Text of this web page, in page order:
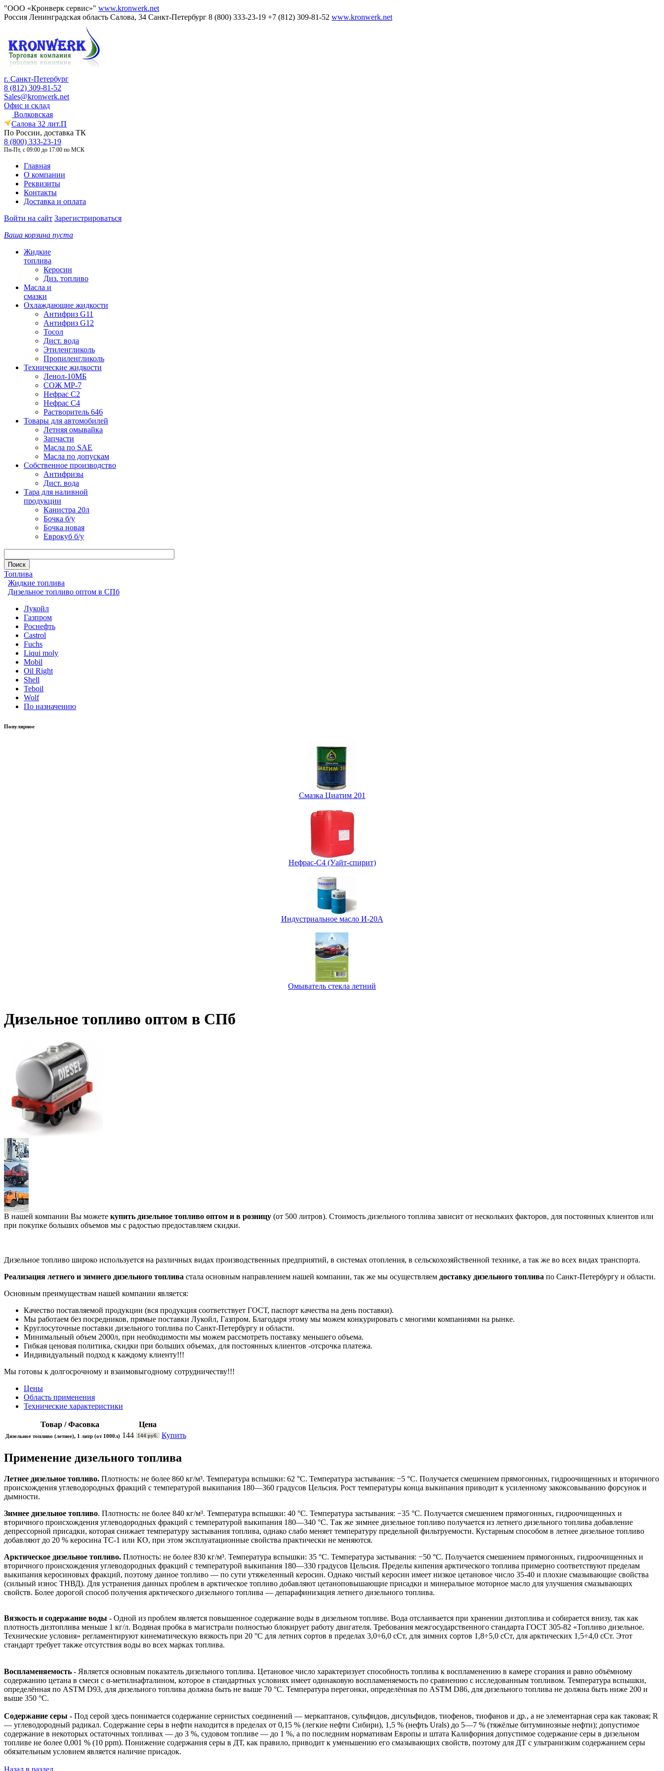
"ООО «Кронверк сервис»" www.kronwerk.net
Россия Ленинградская область Салова, 34 Санкт-Петербург 8 (800) 333-23-19 +7 (812) 309-81-52 www.kronwerk.net
г. Санкт-Петербург
8 (812) 309-81-52
Sales@kronwerk.net
Офис и склад
Волковская
Салова 32 лит.П
По России, доставка ТК
8 (800) 333-23-19
Пн-Пт, с 09:00 до 17:00 по МСК
Главная
О компании
Реквизиты
Контакты
Доставка и оплата
Войти на сайт Зарегистрироваться
Ваша корзина пуста
Жидкие
топлива
Керосин
Диз. топливо
Масла и
смазки
Охлаждающие жидкости
Антифриз G11
Антифриз G12
Тосол
Дист. вода
Этиленгликоль
Пропиленгликоль
Технические жидкости
Ленол-10МБ
СОЖ МР-7
Нефрас С2
Нефрас С4
Растворитель 646
Товары для автомобилей
Летняя омывайка
Запчасти
Масла по SAE
Масла по допускам
Собственное производство
Антифризы
Дист. вода
Тара для наливной
продукции
Канистра 20л
Бочка б/у
Бочка новая
Еврокуб б/у
Топлива
Жидкие топлива
Дизельное топливо оптом в СПб
Лукойл
Газпром
Роснефть
Castrol
Fuchs
Liqui moly
Mobil
Oil Right
Shell
Teboil
Wolf
По назначению
Популярное
Смазка Циатим 201
Нефрас-С4 (Уайт-спирит)
Индустриальное масло И-20А
Омыватель стекла летний
Дизельное топливо оптом в СПб
В нашей компании Вы можете купить дизельное топливо оптом и в розницу (от 500 литров). Стоимость дизельного топлива зависит от нескольких факторов, для постоянных клиентов или
при покупке больших объемов мы с радостью предоставляем скидки.
Дизельное топливо широко используется на различных видах производственных предприятий, в системах отопления, в сельскохозяйственной технике, а так же во всех видах транспорта.
Реализация летнего и зимнего дизельного топлива стала основным направлением нашей компании, так же мы осуществляем доставку дизельного топлива по Санкт-Петербургу и области.
Основным преимуществам нашей компании является:
Качество поставляемой продукции (вся продукция соответствует ГОСТ, паспорт качества на день поставки).
Мы работаем без посредников, прямые поставки Лукойл, Газпром. Благодаря этому мы можем конкурировать с многими компаниями на рынке.
Круглосуточные поставки дизельного топлива по Санкт-Петербургу и области.
Минимальный объем 2000л, при необходимости мы можем рассмотреть поставку меньшего объема.
Гибкая ценовая политика, скидки при больших объемах, для постоянных клиентов -отсрочка платежа.
Индивидуальный подход к каждому клиенту!!!
Мы готовы к долгосрочному и взаимовыгодному сотрудничеству!!!
Цены
Область применения
Технические характеристики
Товар / Фасовка Цена
Дизельное топливо (летнее), 1 литр (от 1000л) 144 144 руб. Купить
Применение дизельного топлива
Летнее дизельное топливо. Плотность: не более 860 кг/м³. Температура вспышки: 62 °C. Температура застывания: −5 °C. Получается смешением прямогонных, гидроочищенных и вторичного
происхождения углеводородных фракций с температурой выкипания 180—360 градусов Цельсия. Рост температуры конца выкипания приводит к усиленному закоксовыванию форсунок и
дымности.
Зимнее дизельное топливо. Плотность: не более 840 кг/м³. Температура вспышки: 40 °C. Температура застывания: −35 °C. Получается смешением прямогонных, гидроочищенных и
вторичного происхождения углеводородных фракций с температурой выкипания 180—340 °C. Так же зимнее дизельное топливо получается из летнего дизельного топлива добавление
депрессорной присадки, которая снижает температуру застывания топлива, однако слабо меняет температуру предельной фильтруемости. Кустарным способом в летнее дизельное топливо
добавляют до 20 % керосина ТС-1 или КО, при этом эксплуатационные свойства практически не меняются.
Арктическое дизельное топливо. Плотность: не более 830 кг/м³. Температура вспышки: 35 °C. Температура застывания: −50 °C. Получается смешением прямогонных, гидроочищенных и
вторичного происхождения углеводородных фракций с температурой выкипания 180—330 градусов Цельсия. Пределы кипения арктического топлива примерно соответствуют пределам
выкипания керосиновых фракций, поэтому данное топливо — по сути утяжеленный керосин. Однако чистый керосин имеет низкое цетановое число 35-40 и плохие смазывающие свойства
(сильный износ ТНВД). Для устранения данных проблем в арктическое топливо добавляют цетаноповышающие присадки и минеральное моторное масло для улучшения смазывающих
свойств. Более дорогой способ получения арктического дизельного топлива — депарафинизация летнего дизельного топлива.
Вязкость и содержание воды - Одной из проблем является повышенное содержание воды в дизельном топливе. Вода отслаивается при хранении дизтоплива и собирается внизу, так как
плотность дизтоплива меньше 1 кг/л. Водяная пробка в магистрали полностью блокирует работу двигателя. Требования межгосударственного стандарта ГОСТ 305-82 «Топливо дизельное.
Технические условия» регламентируют кинематическую вязкость при 20 °C для летних сортов в пределах 3,0÷6,0 сСт, для зимних сортов 1,8÷5,0 сСт, для арктических 1,5÷4,0 сСт. Этот
стандарт требует также отсутствия воды во всех марках топлива.
Воспламеняемость - Является основным показатель дизельного топлива. Цетановое число характеризует способность топлива к воспламенению в камере сгорания и равно объёмному
содержанию цетана в смеси с α-метилнафталином, которое в стандартных условиях имеет одинаковую воспламеняемость по сравнению с исследованным топливом. Температура вспышки,
определённая по ASTM D93, для дизельного топлива должна быть не выше 70 °C. Температура перегонки, определённая по ASTM D86, для дизельного топлива не должна быть ниже 200 и
выше 350 °C.
Содержание серы - Под серой здесь понимается содержание сернистых соединений — меркаптанов, сульфидов, дисульфидов, тиофенов, тиофанов и др., а не элементарная сера как таковая; R
— углеводородный радикал. Содержание серы в нефти находится в пределах от 0,15 % (легкие нефти Сибири), 1,5 % (нефть Urals) до 5—7 % (тяжёлые битуминозные нефти); допустимое
содержание в некоторых остаточных топливах — до 3 %, судовом топливе — до 1 %, а по последним нормативам Европы и штата Калифорния допустимое содержание серы в дизельном
топливе не более 0,001 % (10 ppm). Понижение содержания серы в ДТ, как правило, приводит к уменьшению его смазывающих свойств, поэтому для ДТ с ультранизким содержанием серы
обязательным условием является наличие присадок.
Назад в раздел